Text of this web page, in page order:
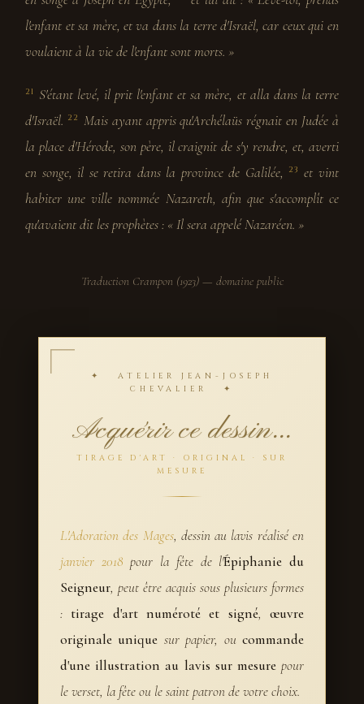
l'enfant et sa mère, et va dans la terre d'Israël, car ceux qui en
voulaient à la vie de l'enfant sont morts. »
21
S'étant levé, il prit l'enfant et sa mère, et alla dans la terre
d'Israël. 22
Mais ayant appris qu'Archélaüs régnait en Judée à
la place d'Hérode, son père, il craignit de s'y rendre, et, averti
en songe, il se retira dans la province de Galilée,
23
et vint
habiter une ville nommée Nazareth, afin que s'accomplît ce
qu'avaient dit les prophètes : « Il sera appelé Nazaréen. »
Traduction Crampon (1923) — domaine public
✦ ATELIER JEAN-JOSEPH
CHEVALIER ✦
Acquérir ce dessin...
TIRAGE D'ART · ORIGINAL · SUR
MESURE
L'Adoration des Mages, dessin au lavis réalisé en
janvier 2018 pour la fête de l'Épiphanie du
Seigneur, peut être acquis sous plusieurs formes
: tirage d'art numéroté et signé,œuvre
originale unique sur papier, oucommande
d'une illustration au lavis sur mesure pour
le verset, la fête ou le saint patron de votre choix.